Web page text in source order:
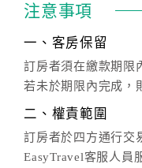
注意事項
一、客房保留
訂房者須在繳款期限
若未於期限內完成，
二、權責範圍
訂房者於四方通行交
EasyTravel客服人員